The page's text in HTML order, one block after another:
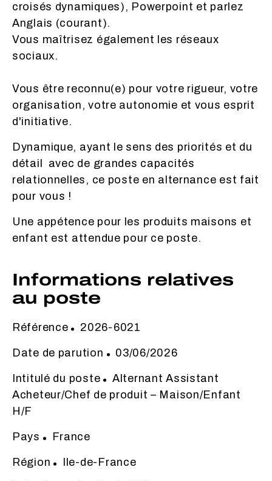
croisés dynamiques), Powerpoint et parlez
Anglais (courant).
Vous maîtrisez également les réseaux
sociaux.
Vous être reconnu(e) pour votre rigueur, votre
organisation, votre autonomie et vous esprit
d'initiative.
Dynamique, ayant le sens des priorités et du
détail avec de grandes capacités
relationnelles, ce poste en alternance est fait
pour vous !
Une appétence pour les produits maisons et
enfant est attendue pour ce poste.
Informations relatives
au poste
Référence 2026-6021
Date de parution 03/06/2026
Intitulé du poste
Alternant Assistant
Acheteur/Chef de produit – Maison/Enfant
H/F
Pays France
Région Ile-de-France